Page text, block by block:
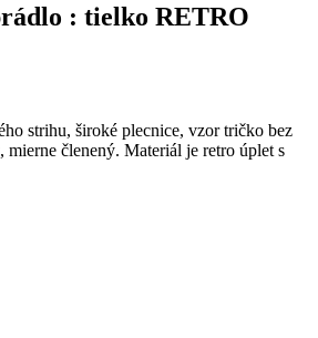
: tielko RETRO
strihu, široké plecnice, vzor tričko bez
členený. Materiál je retro úplet s